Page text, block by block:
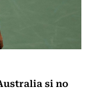
si no